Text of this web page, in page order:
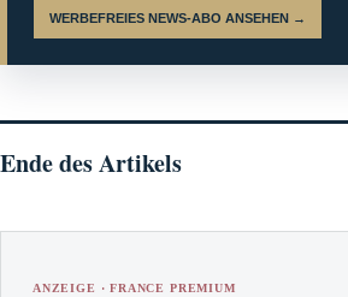
WERBEFREIES NEWS-ABO ANSEHEN →
Ende des Artikels
ANZEIGE · FRANCE PREMIUM